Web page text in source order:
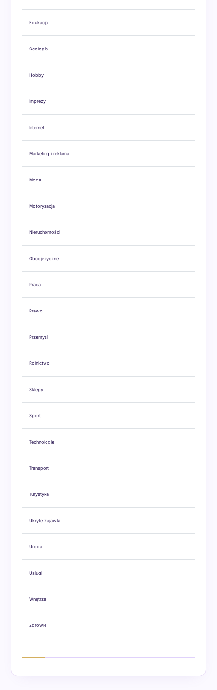
Edukacja
Geologia
Hobby
Imprezy
Internet
Marketing i reklama
Moda
Motoryzacja
Nieruchomości
Obcojęzyczne
Praca
Prawo
Przemysł
Rolnictwo
Sklepy
Sport
Technologie
Transport
Turystyka
Ukryte Zajawki
Uroda
Usługi
Wnętrza
Zdrowie